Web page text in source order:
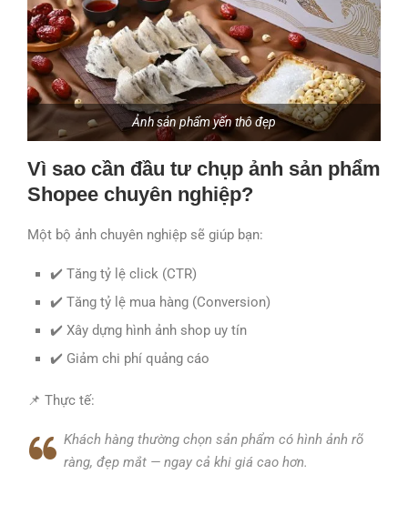
Ảnh sản phẩm yến thô đẹp
Vì sao cần đầu tư chụp ảnh sản phẩm
Shopee chuyên nghiệp?
Một bộ ảnh chuyên nghiệp sẽ giúp bạn:
✔️ Tăng tỷ lệ click (CTR)
✔️ Tăng tỷ lệ mua hàng (Conversion)
✔️ Xây dựng hình ảnh shop uy tín
✔️ Giảm chi phí quảng cáo
📌 Thực tế:
Khách hàng thường chọn sản phẩm có hình ảnh rõ
ràng, đẹp mắt — ngay cả khi giá cao hơn.